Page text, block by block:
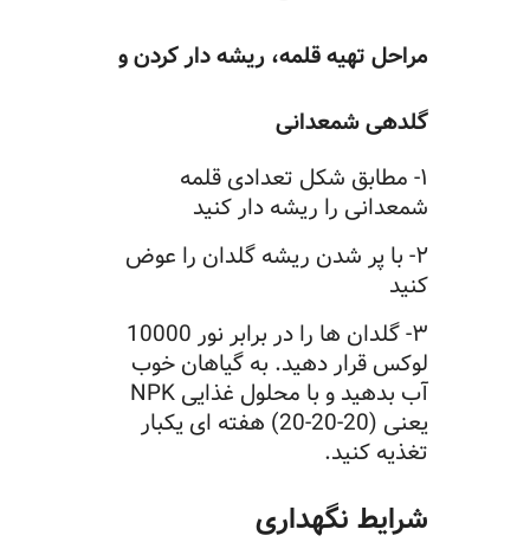
مراحل تهیه قلمه، ریشه دار کردن و
گلدهی شمعدانی
۱- مطابق شکل تعدادی قلمه
شمعدانی را ریشه دار کنید
۲- با پر شدن ریشه گلدان را عوض
کنید
۳- گلدان ها را در برابر نور 10000
لوکس قرار دهید. به گیاهان خوب
آب بدهید و با محلول غذایی NPK
یعنی (20-20-20) هفته ای یکبار
تغذیه کنید.
شرایط نگهداری